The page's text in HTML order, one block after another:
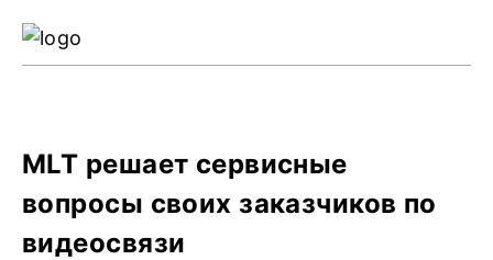
MLT решает сервисные
вопросы своих заказчиков по
видеосвязи